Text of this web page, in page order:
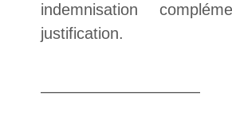
indemnisation
justification.
——————————